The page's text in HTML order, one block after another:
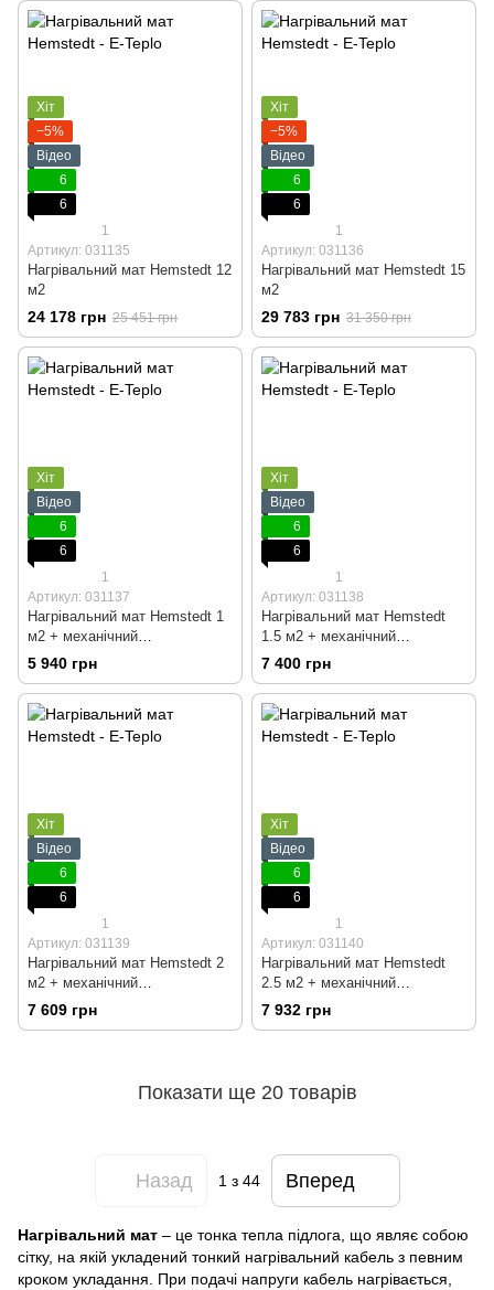
Хіт
−5%
Відео
6
6
1
Артикул: 031135
Нагрівальний мат Hemstedt 12
м2
24 178 грн 25 451 грн
Хіт
−5%
Відео
6
6
1
Артикул: 031136
Нагрівальний мат Hemstedt 15
м2
29 783 грн 31 350 грн
Хіт
Відео
6
6
1
Артикул: 031137
Нагрівальний мат Hemstedt 1
м2 + механічний
терморегулятор
5 940 грн
Хіт
Відео
6
6
1
Артикул: 031138
Нагрівальний мат Hemstedt
1.5 м2 + механічний
терморегулятор
7 400 грн
Хіт
Відео
6
6
1
Артикул: 031139
Нагрівальний мат Hemstedt 2
м2 + механічний
терморегулятор
7 609 грн
Хіт
Відео
6
6
1
Артикул: 031140
Нагрівальний мат Hemstedt
2.5 м2 + механічний
терморегулятор
7 932 грн
Показати ще 20 товарів
Назад 1з 44 Вперед
Нагрівальний мат – це тонка тепла підлога, що являє собою
сітку, на якій укладений тонкий нагрівальний кабель з певним
кроком укладання. При подачі напруги кабель нагрівається,